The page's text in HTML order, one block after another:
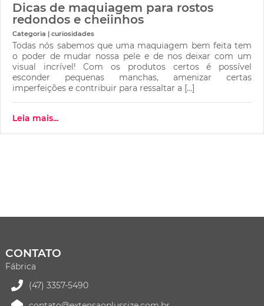
Dicas de maquiagem para rostos
redondos e cheiinhos
Categoria | curiosidades
Todas nós sabemos que uma maquiagem bem feita tem
o poder de mudar nossa pele e de nos deixar com um
visual incrível! Com os produtos certos é possível
esconder pequenas manchas, amenizar certas
imperfeições e contribuir para ressaltar a […]
Leia mais...
CONTATO
Fábrica
(47) 3357-5490